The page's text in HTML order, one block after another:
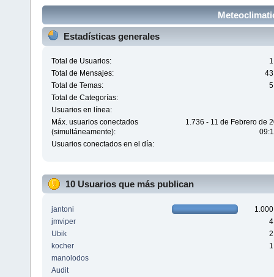
Estadísticas generales
Total de Usuarios:
Total de Mensajes:
Total de Temas:
Total de Categorías:
Usuarios en línea:
Máx. usuarios conectados
(simultáneamente):
1.736 - 11 de Febrero de
Usuarios conectados en el día:
10 Usuarios que más publican
jantoni
jmviper
Ubik
kocher
manolodos
Audit